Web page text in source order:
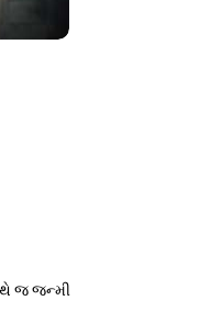
જ જન્મી